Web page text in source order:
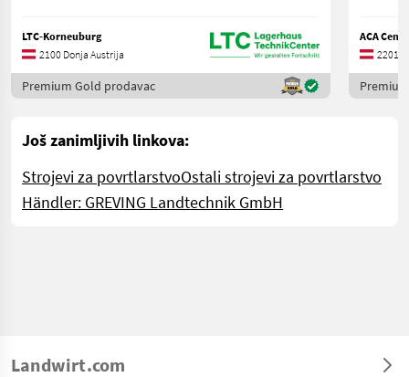
LTC-Korneuburg
2100 Donja Austrija
Premium Gold prodavac
ACA
2201
Još zanimljivih linkova:
Strojevi za povrtlarstvoOstali strojevi za povrtlarstvo
Händler: GREVING Landtechnik GmbH
Landwirt.com